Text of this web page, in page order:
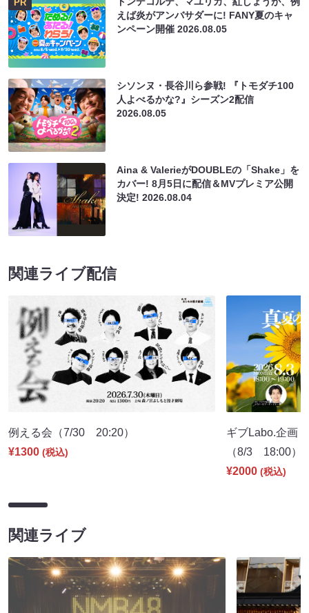
PR
えば炎がアンバサダーに! FANY夏のキャ
ンペーン開催2026.08.05
シソンヌ・長谷川ら参戦! 『トモダチ100
人よべるかな?』シーズン2配信
2026.08.05
Aina & ValerieがDOUBLEの「Shake」を
カバー! 8月5日に配信＆MVプレミア公開
決定!2026.08.04
関連ライブ配信
例える会（7/30 20:20）
¥1300 (税込)
ギブLabo.企画
（8/3 18:00）
¥2000 (税込)
関連ライブ